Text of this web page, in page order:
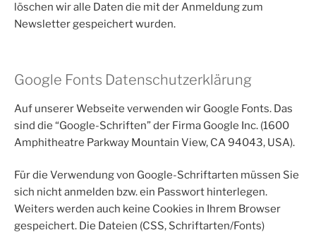
löschen wir alle Daten die mit der Anmeldung zum
Newsletter gespeichert wurden.
Google Fonts Datenschutzerklärung
Auf unserer Webseite verwenden wir Google Fonts. Das
sind die “Google-Schriften” der Firma Google Inc. (1600
Amphitheatre Parkway Mountain View, CA 94043, USA).
Für die Verwendung von Google-Schriftarten müssen Sie
sich nicht anmelden bzw. ein Passwort hinterlegen.
Weiters werden auch keine Cookies in Ihrem Browser
gespeichert. Die Dateien (CSS, Schriftarten/Fonts)